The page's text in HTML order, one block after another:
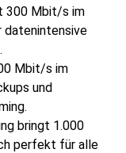
300 Mbit/s im
datenintensive
Mbit/s im
und
bringt 1.000
perfekt für alle